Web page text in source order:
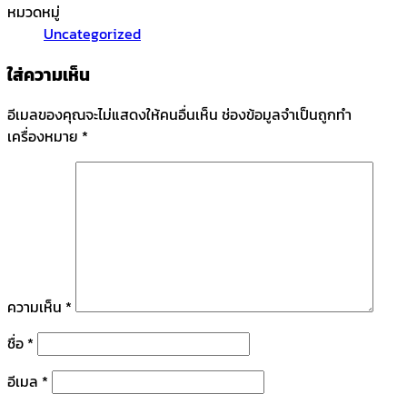
หมวดหมู่
Uncategorized
ใส่ความเห็น
อีเมลของคุณจะไม่แสดงให้คนอื่นเห็น ช่องข้อมูลจำเป็นถูกทำ
เครื่องหมาย *
ความเห็น *
ชื่อ *
อีเมล *